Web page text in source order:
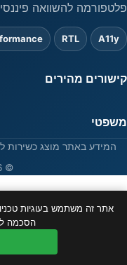
פלטפורמה להשוואה
A11y
RTL
קישורים מהירים
משפטי
המידע באתר מוצג כשירות
© 2026 ibanks.co.il
אתר זה משתמש בעוגיות
הסכמה